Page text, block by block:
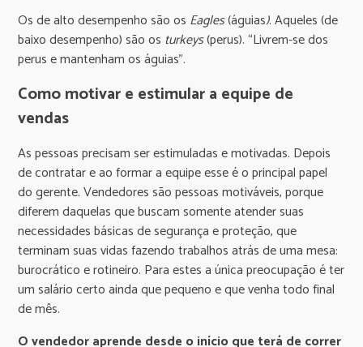
Os de alto desempenho são os Eagles(águias). Aqueles (de
baixo desempenho) são os turkeys(perus). “Livrem-se dos
perus e mantenham os águias”.
Como motivar e estimular a equipe de
vendas
As pessoas precisam ser estimuladas e motivadas. Depois
de contratar e ao formar a equipe esse é o principal papel
do gerente. Vendedores são pessoas motiváveis, porque
diferem daquelas que buscam somente atender suas
necessidades básicas de segurança e proteção, que
terminam suas vidas fazendo trabalhos atrás de uma mesa:
burocrático e rotineiro. Para estes a única preocupação é ter
um salário certo ainda que pequeno e que venha todo final
de mês.
O vendedor aprende desde o início que terá de correr